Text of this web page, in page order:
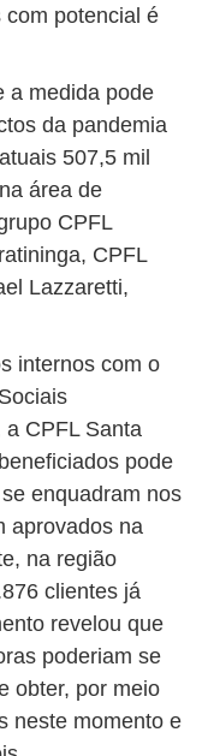
potencial é
a medida pode
da pandemia
507,5 mil
área de
CPFL
CPFL
Lazzaretti,
internos com o
CPFL Santa
pode
enquadram nos
aprovados na
na região
clientes já
revelou que
poderiam se
obter, por meio
neste momento e